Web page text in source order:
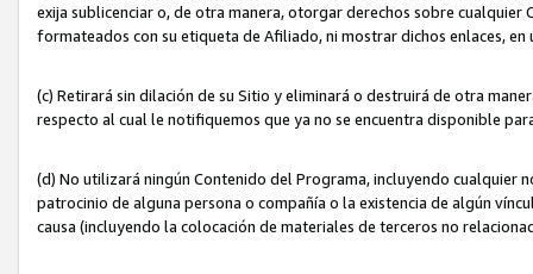
exija sublicenciar o, de otra manera, otorgar derechos sobre
formateados con su etiqueta de Afiliado, ni mostrar dichos enlaces,
(c) Retirará sin dilación de su Sitio y eliminará o destruirá de otra
respecto al cual le notifiquemos que ya no se encuentra disponible
(d) No utilizará ningún Contenido del Programa, incluyendo cualquier
patrocinio de alguna persona o compañía o la existencia de algún
causa (incluyendo la colocación de materiales de terceros no